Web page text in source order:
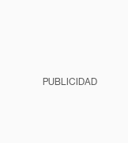
PUBLICIDAD